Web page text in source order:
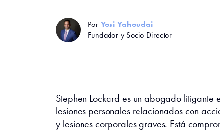
Por Yosi Yahoudai
Fundador y Socio Director
Stephen Lockard es un abogado litigante
lesiones personales relacionados con
y lesiones corporales graves. Está